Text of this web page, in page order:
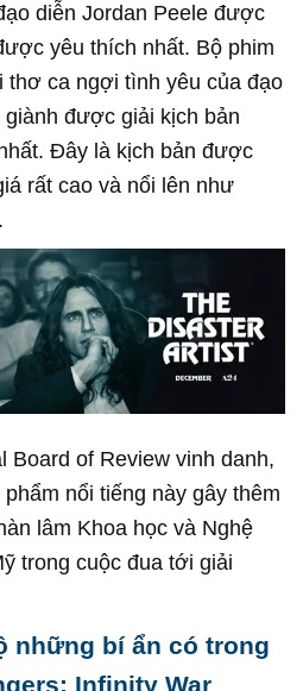
diễn Jordan Peele được
yêu thích nhất. Bộ phim
thơ ca ngợi tình yêu của đạo
được giải kịch bản
Đây là kịch bản được
rất cao và nổi lên như
of Review vinh danh,
nổi tiếng này gây thêm
lâm Khoa học và Nghệ
trong cuộc đua tới giải
những bí ẩn có trong
Infinity War